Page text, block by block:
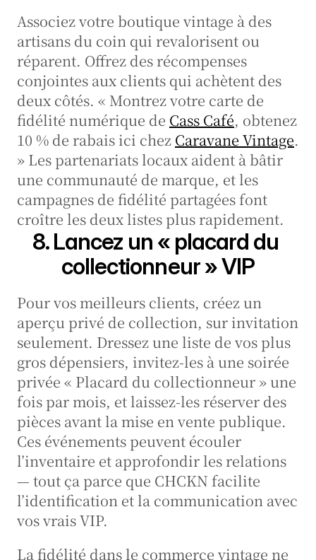
Associez votre boutique vintage à des
artisans du coin qui revalorisent ou
réparent. Offrez des récompenses
conjointes aux clients qui achètent des
deux côtés. « Montrez votre carte de
fidélité numérique de Cass Café, obtenez
10 % de rabais ici chez Caravane Vintage.
» Les partenariats locaux aident à bâtir
une communauté de marque, et les
campagnes de fidélité partagées font
croître les deux listes plus rapidement.
8. Lancez un « placard du
collectionneur » VIP
Pour vos meilleurs clients, créez un
aperçu privé de collection, sur invitation
seulement. Dressez une liste de vos plus
gros dépensiers, invitez-les à une soirée
privée « Placard du collectionneur » une
fois par mois, et laissez-les réserver des
pièces avant la mise en vente publique.
Ces événements peuvent écouler
l’inventaire et approfondir les relations
— tout ça parce que CHCKN facilite
l’identification et la communication avec
vos vrais VIP.
La fidélité dans le commerce vintage ne